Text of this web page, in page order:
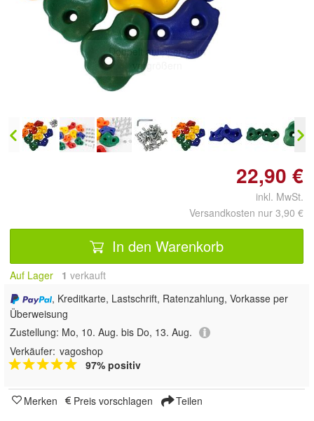
Doppelt antippen zum
vergrößern
22,90 €
inkl. MwSt.
Versandkosten nur 3,90 €
In den Warenkorb
Auf Lager 1 verkauft
, Kreditkarte, Lastschrift, Ratenzahlung, Vorkasse per
Überweisung
Zustellung: Mo, 10. Aug. bis Do, 13. Aug.
Verkäufer: vagoshop
97% positiv
Merken Preis vorschlagen Teilen